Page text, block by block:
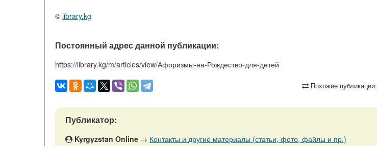
© library.kg
Постоянный адрес данной публикации:
https://library.kg/m/articles/view/Афоризмы-на-Рождество-для-детей
Похожие публикации:
Публикатор:
Kyrgyzstan Online → Контакты и другие материалы (статьи, фото, файлы и пр.)